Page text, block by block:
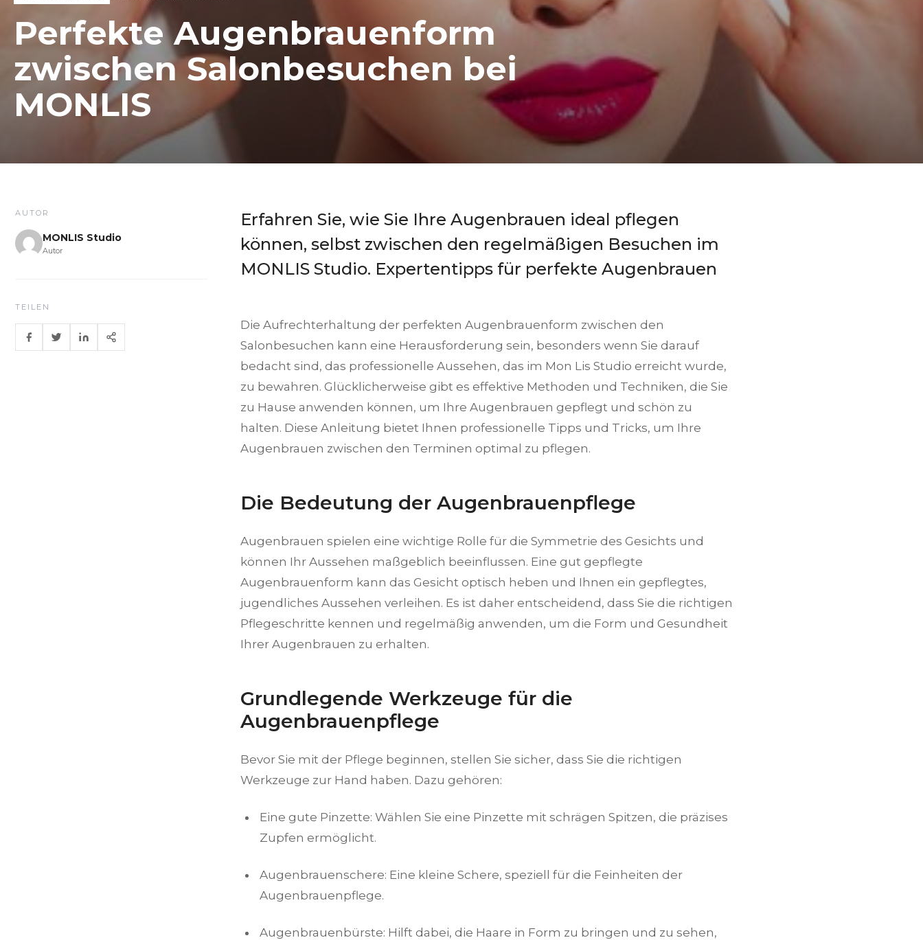
Perfekte Augenbrauenform
zwischen Salonbesuchen bei
MONLIS
AUTOR
MONLIS Studio
Autor
TEILEN
Erfahren Sie, wie Sie Ihre Augenbrauen ideal pflegen
können, selbst zwischen den regelmäßigen Besuchen im
MONLIS Studio. Expertentipps für perfekte Augenbrauen
Die Aufrechterhaltung der perfekten Augenbrauenform zwischen den
Salonbesuchen kann eine Herausforderung sein, besonders wenn Sie darauf
bedacht sind, das professionelle Aussehen, das im Mon Lis Studio erreicht wurde,
zu bewahren. Glücklicherweise gibt es effektive Methoden und Techniken, die Sie
zu Hause anwenden können, um Ihre Augenbrauen gepflegt und schön zu
halten. Diese Anleitung bietet Ihnen professionelle Tipps und Tricks, um Ihre
Augenbrauen zwischen den Terminen optimal zu pflegen.
Die Bedeutung der Augenbrauenpflege
Augenbrauen spielen eine wichtige Rolle für die Symmetrie des Gesichts und
können Ihr Aussehen maßgeblich beeinflussen. Eine gut gepflegte
Augenbrauenform kann das Gesicht optisch heben und Ihnen ein gepflegtes,
jugendliches Aussehen verleihen. Es ist daher entscheidend, dass Sie die richtigen
Pflegeschritte kennen und regelmäßig anwenden, um die Form und Gesundheit
Ihrer Augenbrauen zu erhalten.
Grundlegende Werkzeuge für die
Augenbrauenpflege
Bevor Sie mit der Pflege beginnen, stellen Sie sicher, dass Sie die richtigen
Werkzeuge zur Hand haben. Dazu gehören:
Eine gute Pinzette: Wählen Sie eine Pinzette mit schrägen Spitzen, die präzises
Zupfen ermöglicht.
Augenbrauenschere: Eine kleine Schere, speziell für die Feinheiten der
Augenbrauenpflege.
Augenbrauenbürste: Hilft dabei, die Haare in Form zu bringen und zu sehen,